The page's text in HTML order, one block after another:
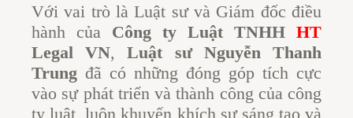
Với vai trò là Luật sư và Giám đốc điều
hành của Công ty Luật TNHH HT
Legal VN,Luật sư Nguyễn Thanh
Trung đã có những đóng góp tích cực
vào sự phát triển và thành công của công
ty luật, luôn khuyến khích sự sáng tạo và